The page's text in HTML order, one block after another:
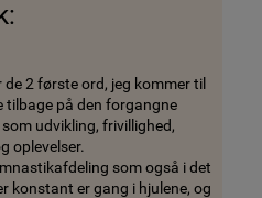
2 første ord, jeg kommer til
tilbage på den forgangne
udvikling, frivillighed,
oplevelser.
som også i det
konstant er gang i hjulene, og